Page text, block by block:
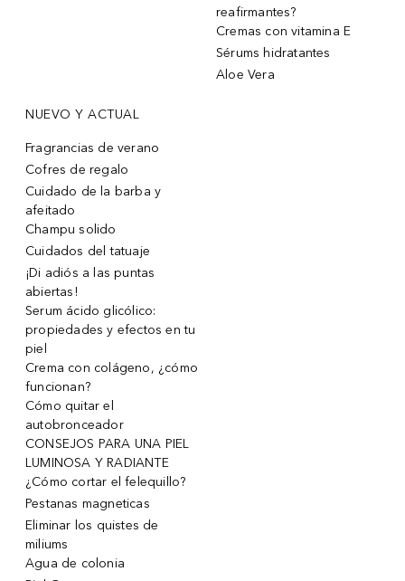
reafirmantes?
Cremas con vitamina E
Sérums hidratantes
Aloe Vera
NUEVO Y ACTUAL
Fragrancias de verano
Cofres de regalo
Cuidado de la barba y
afeitado
Champu solido
Cuidados del tatuaje
¡Di adiós a las puntas
abiertas!
Serum ácido glicólico:
propiedades y efectos en tu
piel
Crema con colágeno, ¿cómo
funcionan?
Cómo quitar el
autobronceador
CONSEJOS PARA UNA PIEL
LUMINOSA Y RADIANTE
¿Cómo cortar el felequillo?
Pestanas magneticas
Eliminar los quistes de
miliums
Agua de colonia